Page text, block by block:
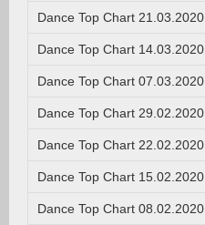
Dance Top Chart 21.03.2020.
Dance Top Chart 14.03.2020.
Dance Top Chart 07.03.2020.
Dance Top Chart 29.02.2020.
Dance Top Chart 22.02.2020.
Dance Top Chart 15.02.2020.
Dance Top Chart 08.02.2020.